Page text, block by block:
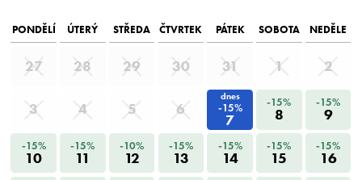
PONDĚLÍ ÚTERÝ STŘEDA ČTVRTEK PÁTEK SOBOTA NEDĚLE
27 28 29 30 31 1 2
3 4 5 6
dnes
-15%
7
-15%
8
-15%
9
-15%
10
-15%
11
-10%
12
-15%
13
-15%
14
-15%
15
-15%
16